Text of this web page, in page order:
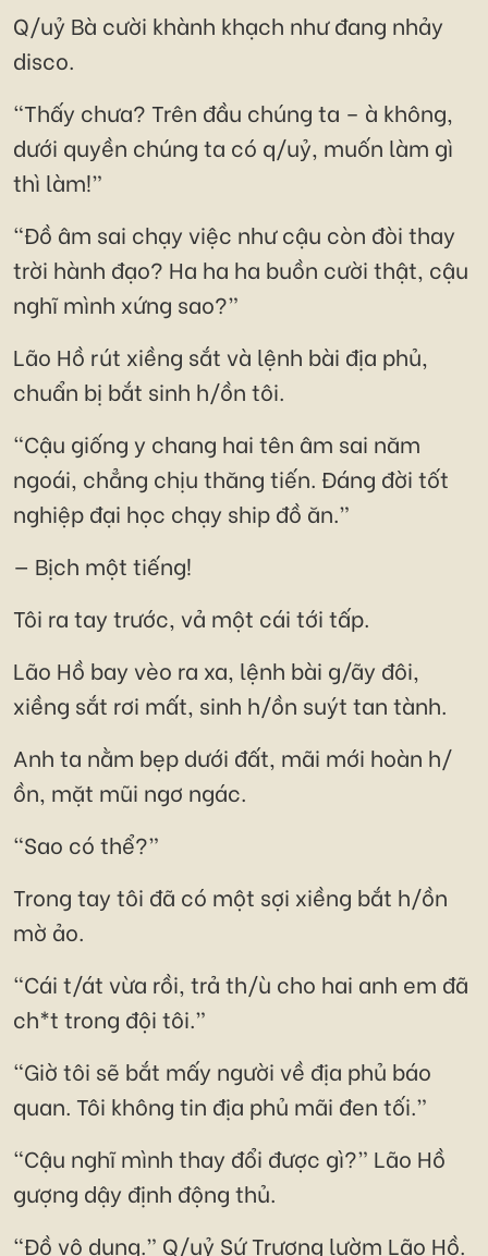
Q/uỷ Bà cười khành khạch như đang nhảy
disco.
“Thấy chưa? Trên đầu chúng ta – à không,
dưới quyền chúng ta có q/uỷ, muốn làm gì
thì làm!”
“Đồ âm sai chạy việc như cậu còn đòi thay
trời hành đạo? Ha ha ha buồn cười thật, cậu
nghĩ mình xứng sao?”
Lão Hồ rút xiềng sắt và lệnh bài địa phủ,
chuẩn bị bắt sinh h/ồn tôi.
“Cậu giống y chang hai tên âm sai năm
ngoái, chẳng chịu thăng tiến. Đáng đời tốt
nghiệp đại học chạy ship đồ ăn.”
— Bịch một tiếng!
Tôi ra tay trước, vả một cái tới tấp.
Lão Hồ bay vèo ra xa, lệnh bài g/ãy đôi,
xiềng sắt rơi mất, sinh h/ồn suýt tan tành.
Anh ta nằm bẹp dưới đất, mãi mới hoàn h/
ồn, mặt mũi ngơ ngác.
“Sao có thể?”
Trong tay tôi đã có một sợi xiềng bắt h/ồn
mờ ảo.
“Cái t/át vừa rồi, trả th/ù cho hai anh em đã
ch*t trong đội tôi.”
“Giờ tôi sẽ bắt mấy người về địa phủ báo
quan. Tôi không tin địa phủ mãi đen tối.”
“Cậu nghĩ mình thay đổi được gì?” Lão Hồ
gượng dậy định động thủ.
“Đồ vô dụng.” Q/uỷ Sứ Trương lườm Lão Hồ.